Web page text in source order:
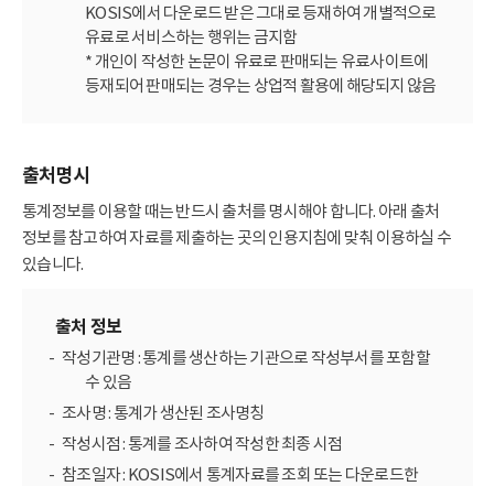
KOSIS에서 다운로드 받은 그대로 등재하여 개별적으로
유료로 서비스하는 행위는 금지함
* 개인이 작성한 논문이 유료로 판매되는 유료사이트에
등재되어 판매되는 경우는 상업적 활용에 해당되지 않음
출처명시
통계정보를 이용할 때는 반드시 출처를 명시해야 합니다. 아래 출처
정보를 참고하여 자료를 제출하는 곳의 인용지침에 맞춰 이용하실 수
있습니다.
출처 정보
작성기관명 : 통계를 생산하는 기관으로 작성부서를 포함할
수 있음
조사명 : 통계가 생산된 조사명칭
작성시점 : 통계를 조사하여 작성한 최종 시점
참조일자 : KOSIS에서 통계자료를 조회 또는 다운로드한